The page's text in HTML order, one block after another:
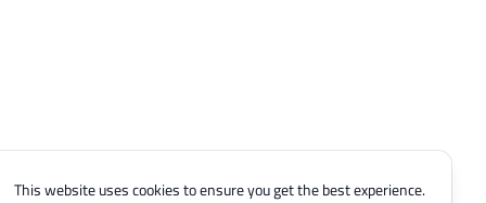
This website uses cookies to ensure you get the best experience.